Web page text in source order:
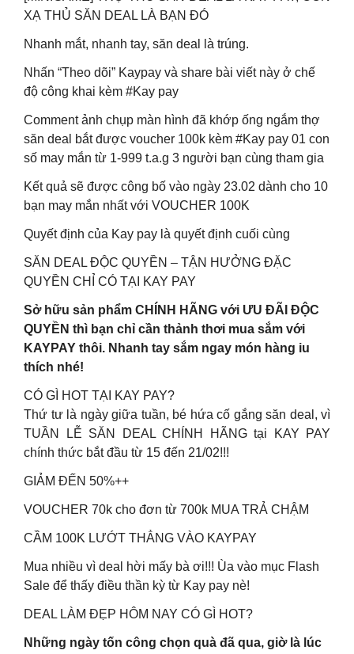
XẠ THỦ SĂN DEAL LÀ BẠN ĐÓ
Nhanh mắt, nhanh tay, săn deal là trúng.
Nhấn “Theo dõi” Kaypay và share bài viết này ở chế
độ công khai kèm #Kay pay
Comment ảnh chụp màn hình đã khớp ống ngắm thợ
săn deal bắt được voucher 100k kèm #Kay pay 01 con
số may mắn từ 1-999 t.a.g 3 người bạn cùng tham gia
Kết quả sẽ được công bố vào ngày 23.02 dành cho 10
bạn may mắn nhất với VOUCHER 100K
Quyết định của Kay pay là quyết định cuối cùng
SĂN DEAL ĐỘC QUYỀN – TẬN HƯỞNG ĐẶC
QUYỀN CHỈ CÓ TẠI KAY PAY
Sở hữu sản phẩm CHÍNH HÃNG với ƯU ĐÃI ĐỘC
QUYỀN thì bạn chỉ cần thảnh thơi mua sắm với
KAYPAY thôi. Nhanh tay sắm ngay món hàng iu
thích nhé!
CÓ GÌ HOT TẠI KAY PAY?
Thứ tư là ngày giữa tuần, bé hứa cố gắng săn deal, vì
TUẦN LỄ SĂN DEAL CHÍNH HÃNG tại KAY PAY
chính thức bắt đầu từ 15 đến 21/02!!!
GIẢM ĐẾN 50%++
VOUCHER 70k cho đơn từ 700k MUA TRẢ CHẬM
CẦM 100K LƯỚT THẲNG VÀO KAYPAY
Mua nhiều vì deal hời mấy bà ơi!!! Ùa vào mục Flash
Sale để thấy điều thần kỳ từ Kay pay nè!
DEAL LÀM ĐẸP HÔM NAY CÓ GÌ HOT?
Những ngày tốn công chọn quà đã qua, giờ là lúc